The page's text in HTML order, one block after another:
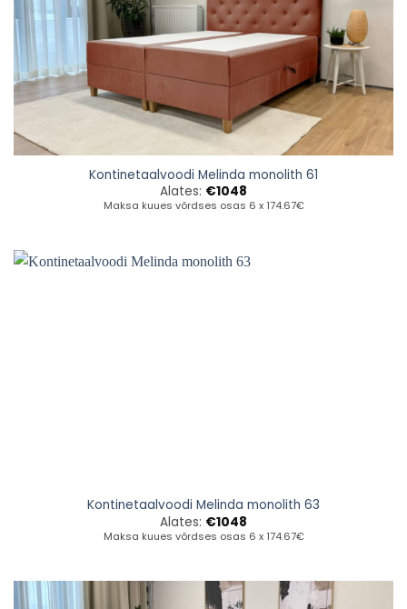
Kontinetaalvoodi Melinda monolith 61
Alates: €1048
Maksa kuues võrdses osas 6 x 174.67€
Kontinetaalvoodi Melinda monolith 63
Alates: €1048
Maksa kuues võrdses osas 6 x 174.67€